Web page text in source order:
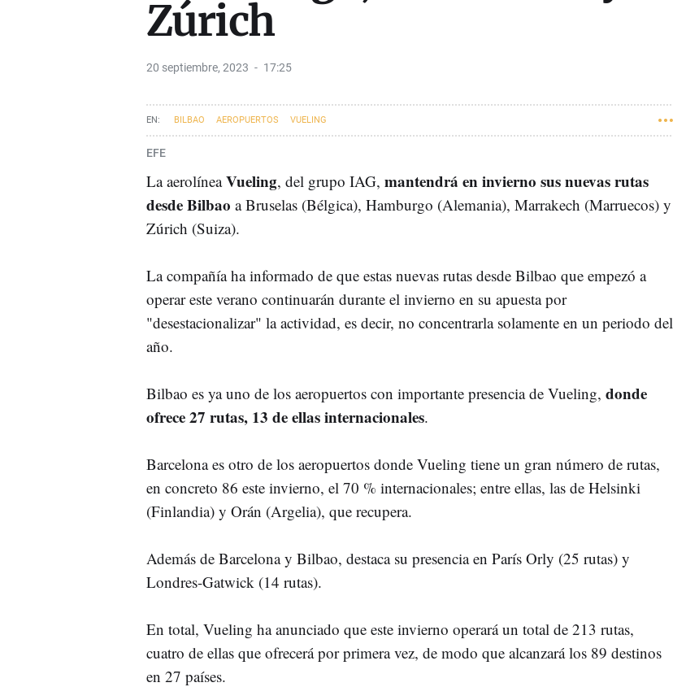
Zúrich
20 septiembre, 2023 17:25
BILBAO AEROPUERTOS VUELING
EFE
La aerolíneaVueling, del grupo IAG, mantendrá en invierno sus nuevas rutas
desde Bilbao a Bruselas (Bélgica), Hamburgo (Alemania), Marrakech (Marruecos) y
Zúrich (Suiza).
La compañía ha informado de que estas nuevas rutas desde Bilbao que empezó a
operar este verano continuarán durante el invierno en su apuesta por
"desestacionalizar" la actividad, es decir, no concentrarla solamente en un periodo del
año.
Bilbao es ya uno de los aeropuertos con importante presencia de Vueling, donde
ofrece 27 rutas, 13 de ellas internacionales.
Barcelona es otro de los aeropuertos donde Vueling tiene un gran número de rutas,
en concreto 86 este invierno, el 70 % internacionales; entre ellas, las de Helsinki
(Finlandia) y Orán (Argelia), que recupera.
Además de Barcelona y Bilbao, destaca su presencia en París Orly (25 rutas) y
Londres-Gatwick (14 rutas).
En total, Vueling ha anunciado que este invierno operará un total de 213 rutas,
cuatro de ellas que ofrecerá por primera vez, de modo que alcanzará los 89 destinos
en 27 países.